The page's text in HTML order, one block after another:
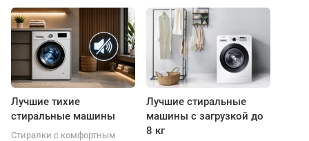
Лучшие тихие
стиральные машины
Стиралки с комфортным
Лучшие стиральные
машины с загрузкой до
8 кг